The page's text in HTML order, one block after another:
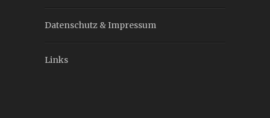
Datenschutz & Impressum
Links